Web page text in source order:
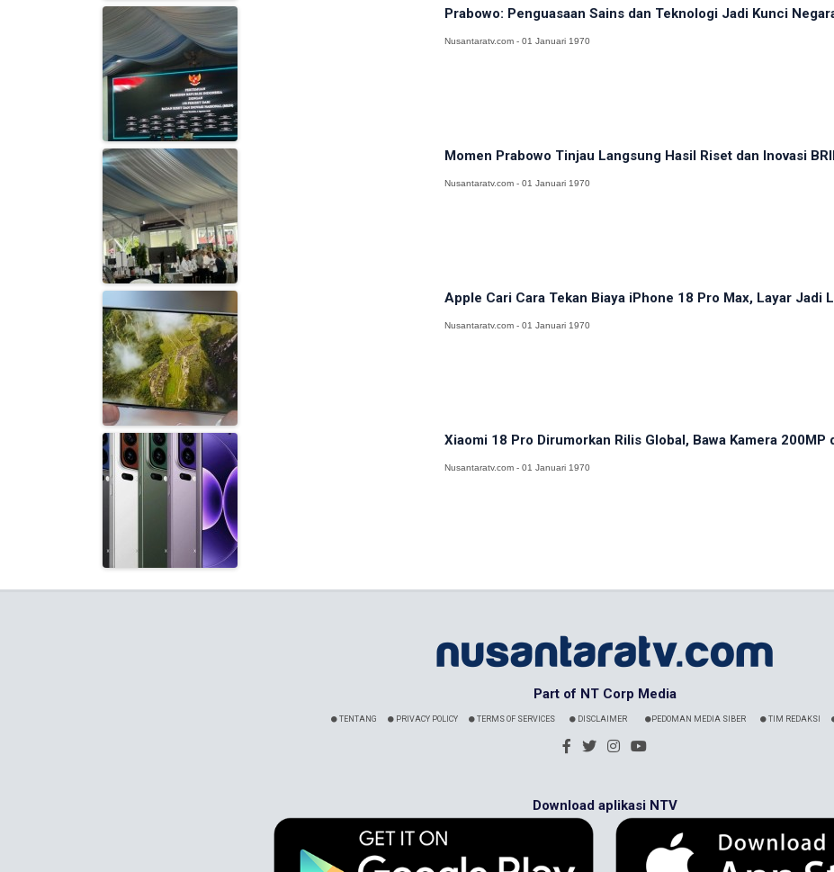
Prabowo: Penguasaan Sains dan Teknologi Jadi Kunci
Nusantaratv.com - 01 Januari 1970
Momen Prabowo Tinjau Langsung Hasil Riset dan Inovasi
Nusantaratv.com - 01 Januari 1970
Apple Cari Cara Tekan Biaya iPhone 18 Pro Max, Layar Jadi
Nusantaratv.com - 01 Januari 1970
Xiaomi 18 Pro Dirumorkan Rilis Global, Bawa Kamera 200MP
Nusantaratv.com - 01 Januari 1970
Part of NT Corp Media
TENTANG PRIVACY POLICY TERMS OF SERVICES DISCLAIMER PEDOMAN MEDIA SIBER TIM REDAKSI
Download aplikasi NTV